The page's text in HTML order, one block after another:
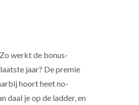
werkt de bonus-
jaar? De premie
hoort heet no-
daal je op de ladder, en